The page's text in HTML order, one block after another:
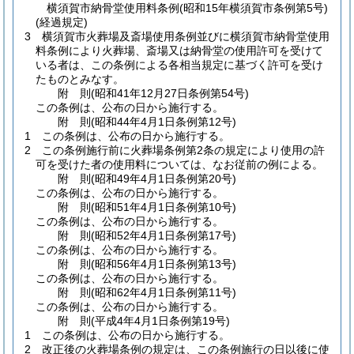
横須賀市納骨堂使用料条例(昭和15年横須賀市条例第5号)
(経過規定)
3
横須賀市火葬場及斎場使用条例並びに横須賀市納骨堂使用
料条例により火葬場、斎場又は納骨堂の使用許可を受けて
いる者は、この条例による各相当規定に基づく許可を受け
たものとみなす。
附 則(昭和41年12月27日条例第54号)
この条例は、公布の日から施行する。
附 則(昭和44年4月1日条例第12号)
1
この条例は、公布の日から施行する。
2
この条例施行前に火葬場条例第2条の規定により使用の許
可を受けた者の使用料については、なお従前の例による。
附 則(昭和49年4月1日条例第20号)
この条例は、公布の日から施行する。
附 則(昭和51年4月1日条例第10号)
この条例は、公布の日から施行する。
附 則(昭和52年4月1日条例第17号)
この条例は、公布の日から施行する。
附 則(昭和56年4月1日条例第13号)
この条例は、公布の日から施行する。
附 則(昭和62年4月1日条例第11号)
この条例は、公布の日から施行する。
附 則(平成4年4月1日条例第19号)
1
この条例は、公布の日から施行する。
2
改正後の火葬場条例の規定は、この条例施行の日以後に使